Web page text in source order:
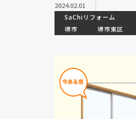
2024.02.01
SaChiリフォーム
堺市
堺市東区